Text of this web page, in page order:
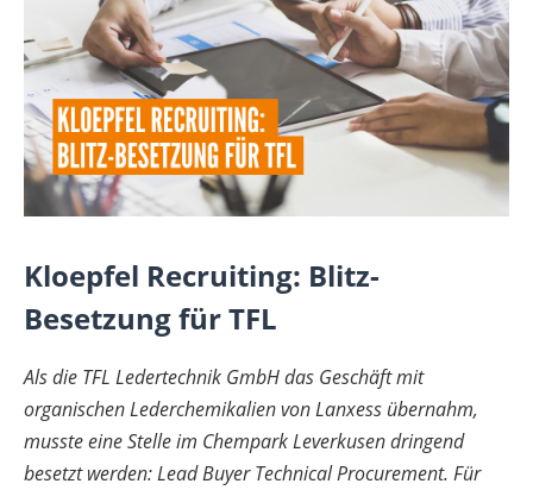
Kloepfel Recruiting: Blitz-
Besetzung für TFL
Als die TFL Ledertechnik GmbH das Geschäft mit
organischen Lederchemikalien von Lanxess übernahm,
musste eine Stelle im Chempark Leverkusen dringend
besetzt werden: Lead Buyer Technical Procurement. Für